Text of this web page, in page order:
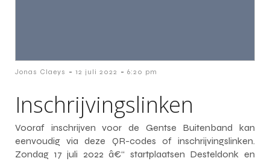
Jonas Claeys - 12 juli 2022 - 6:20 pm
Inschrijvingslinken
Vooraf inschrijven voor de Gentse Buitenband kan
eenvoudig via deze QR-codes of inschrijvingslinken.
Zondag 17 juli 2022 â€“ startplaatsen Desteldonk en